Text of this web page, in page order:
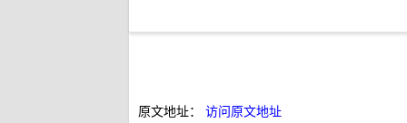
原文地址： 访问原文地址